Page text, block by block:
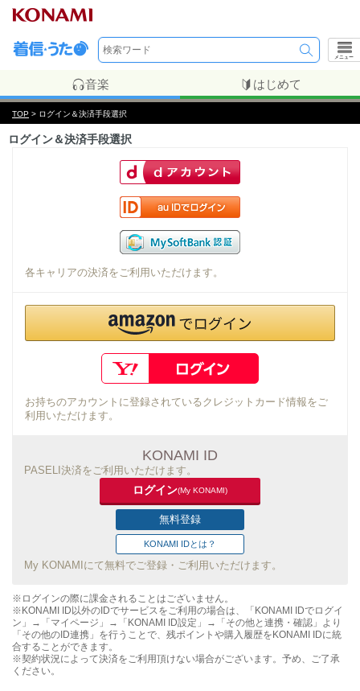
メニュー
音楽 はじめて
TOP > ログイン＆決済手段選択
ログイン＆決済手段選択
各キャリアの決済をご利用いただけます。
お持ちのアカウントに登録されているクレジットカード情報をご
利用いただけます。
KONAMI ID
PASELI決済をご利用いただけます。
ログイン(My KONAMI)
無料登録
KONAMI IDとは？
My KONAMIにて無料でご登録・ご利用いただけます。
※ログインの際に課金されることはございません。
※KONAMI ID以外のIDでサービスをご利用の場合は、「KONAMI IDでログイ
ン」→「マイページ」→「KONAMI ID設定」→「その他と連携・確認」より
「その他のID連携」を行うことで、残ポイントや購入履歴をKONAMI IDに統
合することができます。
※契約状況によって決済をご利用頂けない場合がございます。予め、ご了承
ください。